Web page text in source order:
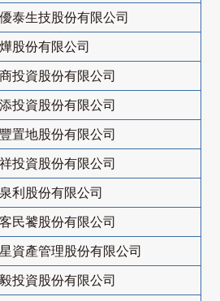
泰生技股份有限公司
股份有限公司
投資股份有限公司
投資股份有限公司
置地股份有限公司
投資股份有限公司
利股份有限公司
民饕股份有限公司
資產管理股份有限公司
投資股份有限公司